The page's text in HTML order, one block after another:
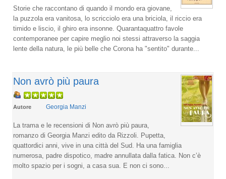
Storie che raccontano di quando il mondo era giovane,
la puzzola era vanitosa, lo scricciolo era una briciola, il riccio era
timido e liscio, il ghiro era insonne. Quarantaquattro favole
contemporanee per capire meglio noi stessi attraverso la saggia
lente della natura, le più belle che Corona ha "sentito" durante...
Non avrò più paura
Autore Georgia Manzi
La trama e le recensioni di Non avrò più paura,
romanzo di Georgia Manzi edito da Rizzoli. Pupetta,
quattordici anni, vive in una città del Sud. Ha una famiglia
numerosa, padre dispotico, madre annullata dalla fatica. Non c’è
molto spazio per i sogni, a casa sua. E non ci sono...